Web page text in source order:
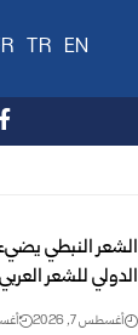
EN
TR
الشعر النبطي
الدولي للشعر
أغسطس 7, 2026